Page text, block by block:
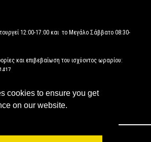
cookies to ensure you get
on our website.
12:00-17:00 και το Μεγάλο Σάββατο 08:30-
και επιβεβαίωση του ισχύοντος ωραρίου:
ΔΗΛΩΣΗ ΠΡΟΣΒΑΣΙΜΟΤΗΤΑΣ